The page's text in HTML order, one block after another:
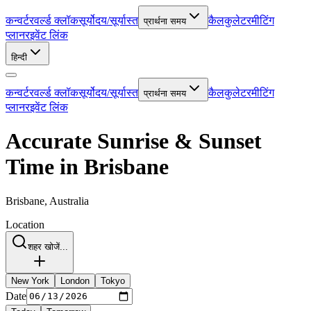
कन्वर्टरवर्ल्ड क्लॉकसूर्योदय/सूर्यास्त प्रार्थना समय कैलकुलेटरमीटिंग
प्लानरइवेंट लिंक
हिन्दी
कन्वर्टरवर्ल्ड क्लॉकसूर्योदय/सूर्यास्त प्रार्थना समय कैलकुलेटरमीटिंग
प्लानरइवेंट लिंक
Accurate Sunrise & Sunset
Time in Brisbane
Brisbane, Australia
Location
शहर खोजें...
New York London Tokyo
Date